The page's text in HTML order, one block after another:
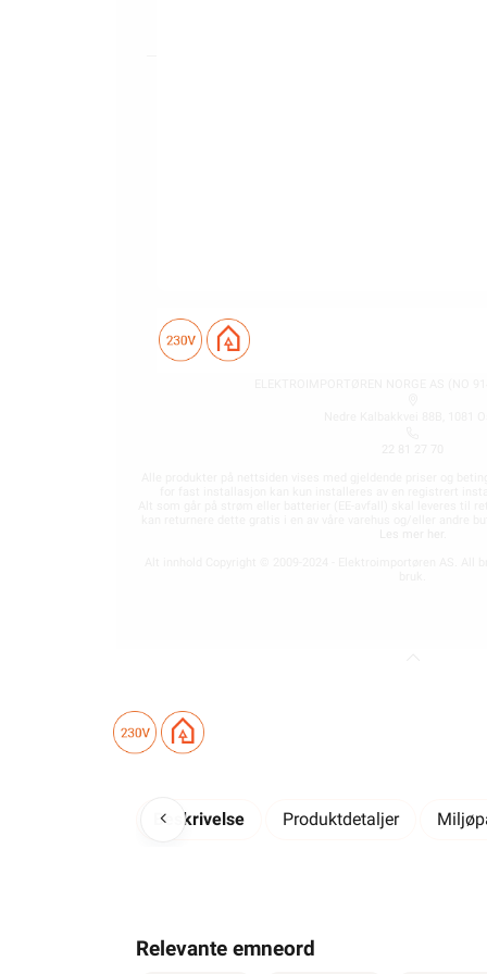
Beskrivelse Produktdetaljer
Relevante emneord